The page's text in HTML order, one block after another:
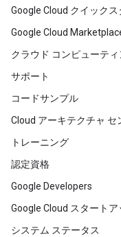
Google Cloud クイックス
Google Cloud
クラウド コンピューテ
サポート
コードサンプル
Cloud アーキテクチャ セ
トレーニング
認定資格
Google Developers
Google Cloud スタートア
システム ステータス